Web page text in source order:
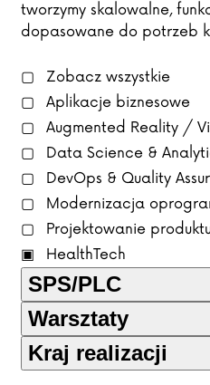
tworzymy skalowalne,
dopasowane do potrzeb
Zobacz wszystkie
Aplikacje biznesowe
Augmented Reality /
Data Science &
DevOps & Quality
Modernizacja
Projektowanie
HealthTech
SPS/PLC
Warsztaty
Kraj realizacji